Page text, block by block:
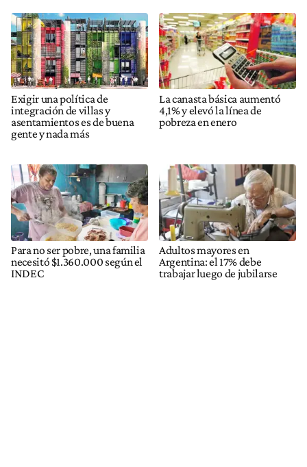
Exigir una política de
integración de villas y
asentamientos es de buena
gente y nada más
La canasta básica aumentó
4,1% y elevó la línea de
pobreza en enero
Para no ser pobre, una familia
necesitó $1.360.000 según el
INDEC
Adultos mayores en
Argentina: el 17% debe
trabajar luego de jubilarse